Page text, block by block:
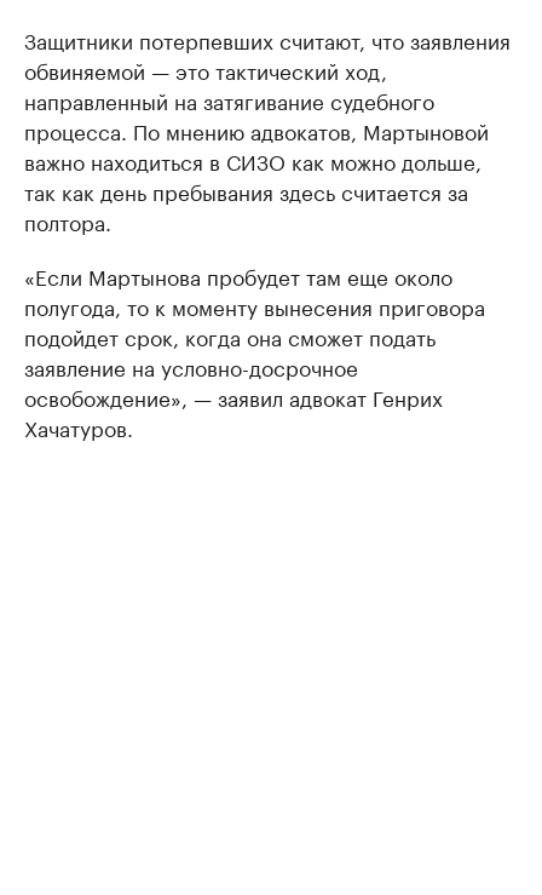
Защитники потерпевших считают, что заявления
обвиняемой — это тактический ход,
направленный на затягивание судебного
процесса. По мнению адвокатов, Мартыновой
важно находиться в СИЗО как можно дольше,
так как день пребывания здесь считается за
полтора.
«Если Мартынова пробудет там еще около
полугода, то к моменту вынесения приговора
подойдет срок, когда она сможет подать
заявление на условно-досрочное
освобождение», — заявил адвокат Генрих
Хачатуров.